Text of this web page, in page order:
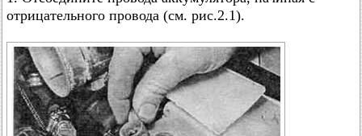
отрицательного провода (см. рис.2.1).